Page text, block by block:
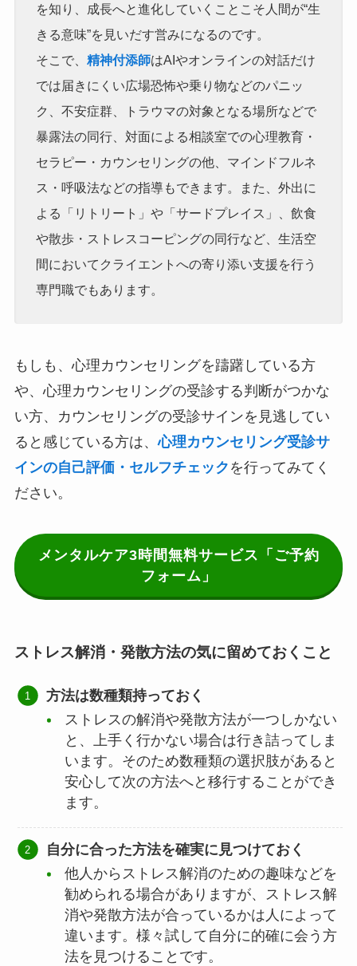
を知り、成長へと進化していくことこそ人間が“生
きる意味”を見いだす営みになるのです。
そこで、 精神付添師はAIやオンラインの対話だけ
では届きにくい広場恐怖や乗り物などのパニッ
ク、不安症群、トラウマの対象となる場所などで
暴露法の同行、対面による相談室での心理教育・
セラピー・カウンセリングの他、マインドフルネ
ス・呼吸法などの指導もできます。また、外出に
よる「リトリート」や「サードプレイス」、飲食
や散歩・ストレスコーピングの同行など、生活空
間においてクライエントへの寄り添い支援を行う
専門職でもあります。
もしも、心理カウンセリングを躊躇している方
や、心理カウンセリングの受診する判断がつかな
い方、カウンセリングの受診サインを見逃してい
ると感じている方は、心理カウンセリング受診サ
インの自己評価・セルフチェック を行ってみてく
ださい。
メンタルケア3時間無料サービス「ご予約
フォーム」
ストレス解消・発散方法の気に留めておくこと
方法は数種類持っておく
ストレスの解消や発散方法が一つしかない
と、上手く行かない場合は行き詰ってしま
います。そのため数種類の選択肢があると
安心して次の方法へと移行することができ
ます。
自分に合った方法を確実に見つけておく
他人からストレス解消のための趣味などを
勧められる場合がありますが、ストレス解
消や発散方法が合っているかは人によって
違います。様々試して自分に的確に会う方
法を見つけることです。